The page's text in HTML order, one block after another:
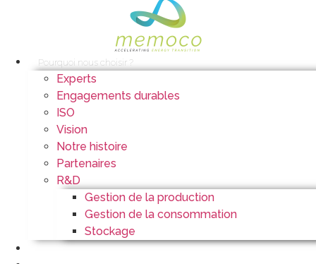
Pourquoi nous choisir ?
Experts
Engagements durables
ISO
Vision
Notre histoire
Partenaires
R&D
Gestion de la production
Gestion de la consommation
Stockage